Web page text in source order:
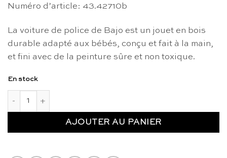
Numéro d’article: 43.42710b
La voiture de police de Bajo est un jouet en bois
durable adapté aux bébés, conçu et fait à la main,
et fini avec de la peinture sûre et non toxique.
En stock
AJOUTER AU PANIER